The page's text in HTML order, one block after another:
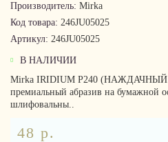
Производитель: Mirka
Код товара: 246JU05025
Артикул: 246JU05025
В НАЛИЧИИ
Mirka IRIDIUM P240
премиальный абразив на бумажной
шлифовальны..
48 р.